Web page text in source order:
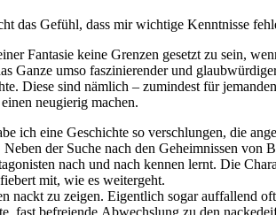
das Gefühl, dass mir wichtige Kenntnisse
Fantasie keine Grenzen gesetzt zu sein,
Ganze umso faszinierender und
Diese sind nämlich – zumindest für
neugierig machen.
ich eine Geschichte so verschlungen, die
der Suche nach den Geheimnissen von
nach und nach kennen lernt. Die
mit, wie es weitergeht.
nackt zu zeigen. Eigentlich sogar auffallend
fast befreiende Abwechslung zu den